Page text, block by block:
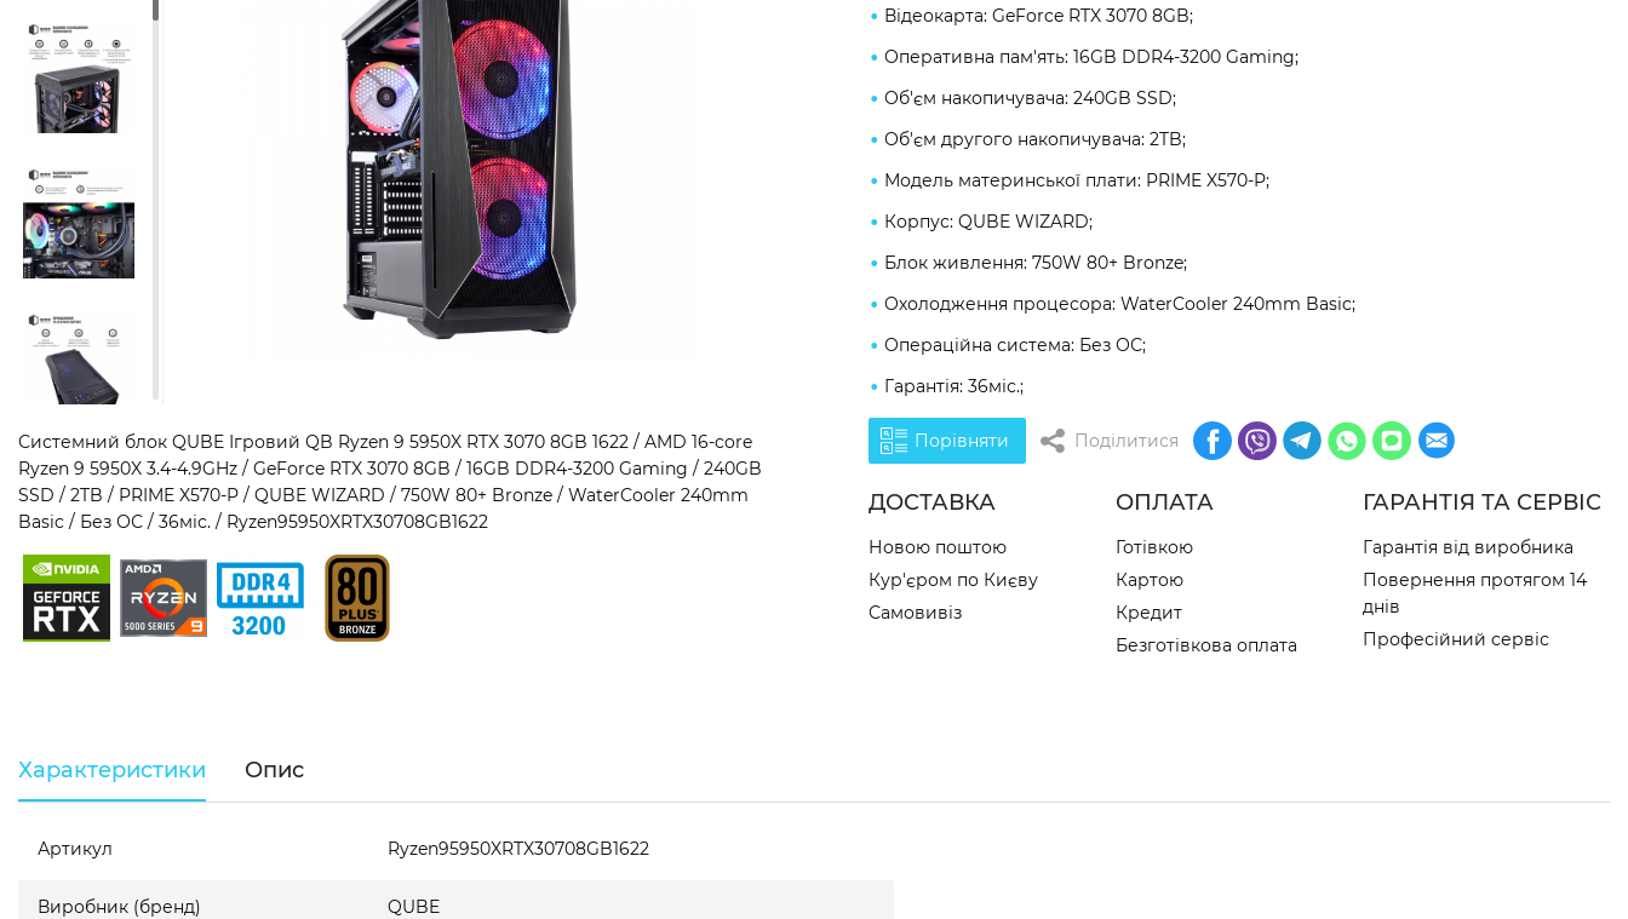
Системний блок QUBE Ігровий QB Ryzen 9 5950X RTX 3070 8GB 1622 / AMD 16-core
Ryzen 9 5950X 3.4-4.9GHz / GeForce RTX 3070 8GB / 16GB DDR4-3200 Gaming / 240GB
SSD / 2TB / PRIME X570-P / QUBE WIZARD / 750W 80+ Bronze / WaterCooler 240mm
Basic / Без ОС / 36міс. / Ryzen95950XRTX30708GB1622
Відеокарта: GeForce RTX 3070 8GB;
Оперативна пам'ять: 16GB DDR4-3200 Gaming;
Об'єм накопичувача: 240GB SSD;
Об'єм другого накопичувача: 2TB;
Модель материнської плати: PRIME X570-P;
Корпус: QUBE WIZARD;
Блок живлення: 750W 80+ Bronze;
Охолодження процесора: WaterCooler 240mm Basic;
Операційна система: Без ОС;
Гарантія: 36міс.;
Порівняти Поділитися
ДОСТАВКА
Новою поштою
Кур'єром по Києву
Самовивіз
ОПЛАТА
Готівкою
Картою
Кредит
Безготівкова оплата
ГАРАНТІЯ ТА СЕРВІС
Гарантія від виробника
Повернення протягом 14
днів
Професійний сервіс
Характеристики Опис
Артикул Ryzen95950XRTX30708GB1622
Виробник (бренд) QUBE